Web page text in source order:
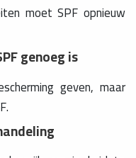
moet SPF opnieuw
genoeg is
geven, maar